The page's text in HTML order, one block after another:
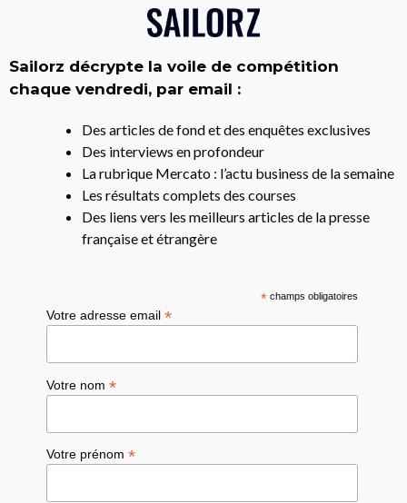
Sailorz décrypte la voile de compétition
chaque vendredi, par email :
Des articles de fond et des enquêtes exclusives
Des interviews en profondeur
La rubrique Mercato : l’actu business de la semaine
Les résultats complets des courses
Des liens vers les meilleurs articles de la presse
française et étrangère
*champs obligatoires
Votre adresse email*
Votre nom*
Votre prénom*